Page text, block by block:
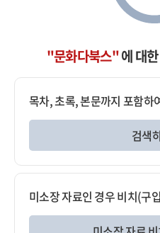
"문화다북스"에 대
목차, 초록, 본문까지 포함하
검색
미소장 자료인 경우 비치(구